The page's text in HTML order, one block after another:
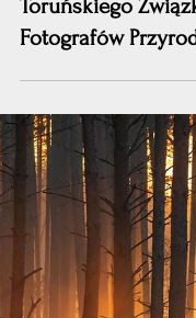
Fotograf Roku
Toruńskiego
Fotografów